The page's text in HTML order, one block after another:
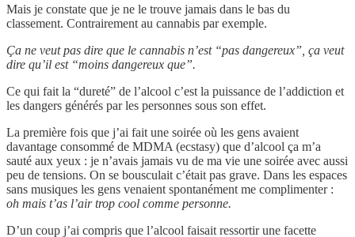
Mais je constate que je ne le trouve jamais dans le bas du
classement. Contrairement au cannabis par exemple.
Ça ne veut pas dire que le cannabis n’est “pas dangereux”, ça veut
dire qu’il est “moins dangereux que”.
Ce qui fait la “dureté” de l’alcool c’est la puissance de l’addiction et
les dangers générés par les personnes sous son effet.
La première fois que j’ai fait une soirée où les gens avaient
davantage consommé de MDMA (ecstasy) que d’alcool ça m’a
sauté aux yeux : je n’avais jamais vu de ma vie une soirée avec aussi
peu de tensions. On se bousculait c’était pas grave. Dans les espaces
sans musiques les gens venaient spontanément me complimenter :
oh mais t’as l’air trop cool comme personne.
D’un coup j’ai compris que l’alcool faisait ressortir une facette